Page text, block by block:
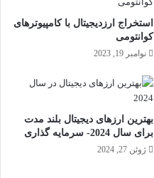
استخراج ارزدیجیتال با کامپیوترهای
کوانتومی
نوامبر 19, 2023
بهترین ارزهای دیجیتال بلند مدت
برای سال 2024- سرمایه گذاری
ژوئن 27, 2024